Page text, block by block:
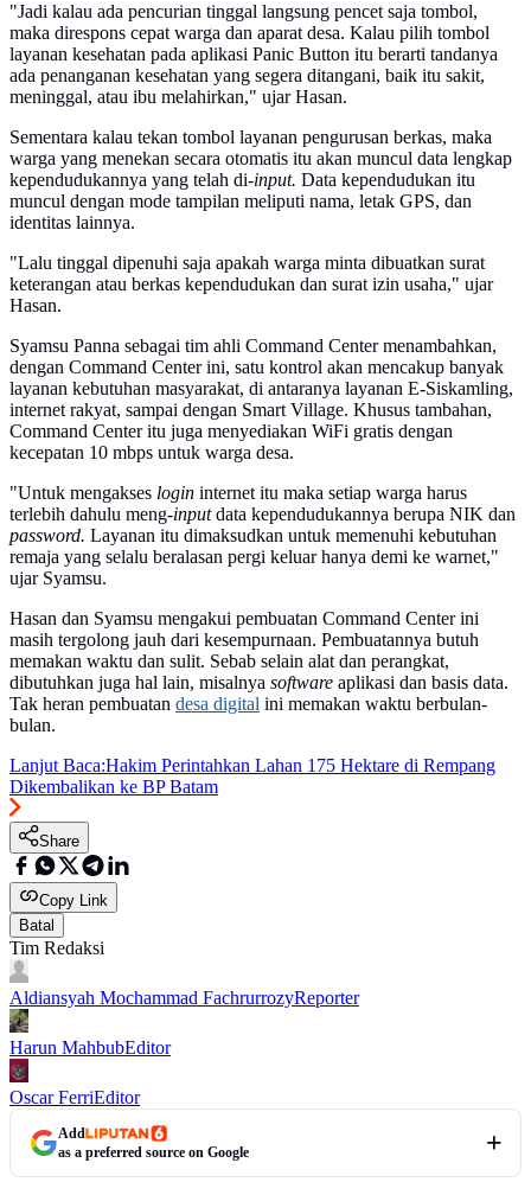
"Jadi kalau ada pencurian tinggal langsung pencet saja tombol,
maka direspons cepat warga dan aparat desa. Kalau pilih tombol
layanan kesehatan pada aplikasi Panic Button itu berarti tandanya
ada penanganan kesehatan yang segera ditangani, baik itu sakit,
meninggal, atau ibu melahirkan," ujar Hasan.
Sementara kalau tekan tombol layanan pengurusan berkas, maka
warga yang menekan secara otomatis itu akan muncul data lengkap
kependudukannya yang telah di-input. Data kependudukan itu
muncul dengan mode tampilan meliputi nama, letak GPS, dan
identitas lainnya.
"Lalu tinggal dipenuhi saja apakah warga minta dibuatkan surat
keterangan atau berkas kependudukan dan surat izin usaha," ujar
Hasan.
Syamsu Panna sebagai tim ahli Command Center menambahkan,
dengan Command Center ini, satu kontrol akan mencakup banyak
layanan kebutuhan masyarakat, di antaranya layanan E-Siskamling,
internet rakyat, sampai dengan Smart Village. Khusus tambahan,
Command Center itu juga menyediakan WiFi gratis dengan
kecepatan 10 mbps untuk warga desa.
"Untuk mengakses login internet itu maka setiap warga harus
terlebih dahulu meng-inputdata kependudukannya berupa NIK dan
password. Layanan itu dimaksudkan untuk memenuhi kebutuhan
remaja yang selalu beralasan pergi keluar hanya demi ke warnet,"
ujar Syamsu.
Hasan dan Syamsu mengakui pembuatan Command Center ini
masih tergolong jauh dari kesempurnaan. Pembuatannya butuh
memakan waktu dan sulit. Sebab selain alat dan perangkat,
dibutuhkan juga hal lain, misalnya software aplikasi dan basis data.
Tak heran pembuatan desa digital ini memakan waktu berbulan-
bulan.
Lanjut Baca:Hakim Perintahkan Lahan 175 Hektare di Rempang
Dikembalikan ke BP Batam
Share
Copy Link
Batal
Tim Redaksi
Aldiansyah Mochammad FachrurrozyReporter
Harun MahbubEditor
Oscar FerriEditor
Add
as a preferred source on Google